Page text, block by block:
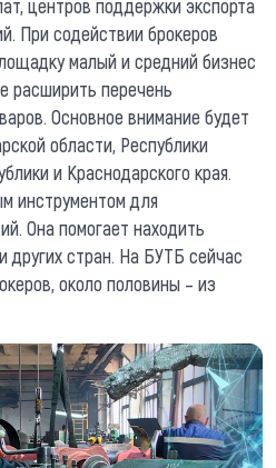
центров поддержки экспорта
При содействии брокеров
малый и средний бизнес
расширить перечень
Основное внимание будет
области, Республики
и Краснодарского края.
инструментом для
Она помогает находить
других стран. На БУТБ сейчас
около половины – из